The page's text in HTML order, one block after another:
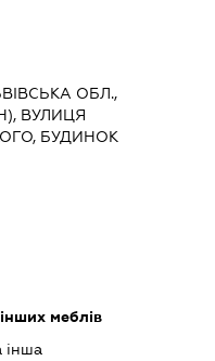
ОБЛ.,
ВУЛИЦЯ
БУДИНОК
меблів
інша